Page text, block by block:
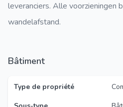
leveranciers. Alle voorzieningen
wandelafstand.
Bâtiment
Type de propriété